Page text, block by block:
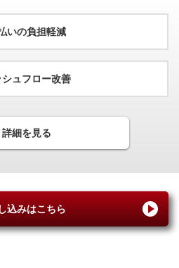
た費用（食事代金や衣類購入費
。
いを事前にカードでご利用いただいた
いの負担軽減
シュフロー改善
や従業員による立替払いに関す
詳細を見る
込みはこちら